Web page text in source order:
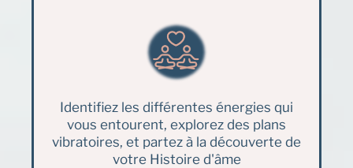
Identifiez les différentes énergies qui
vous entourent, explorez des plans
vibratoires, et partez à la découverte de
votre Histoire d'âme